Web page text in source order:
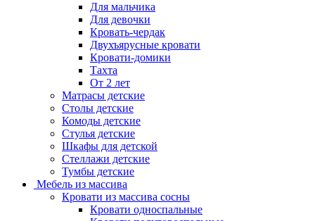
Для мальчика
Для девочки
Кровать-чердак
Двухъярусные кровати
Кровати-домики
Тахта
От 2 лет
Матрасы детские
Столы детские
Комоды детские
Стулья детские
Шкафы для детской
Стеллажи детские
Тумбы детские
Мебель из массива
Кровати из массива сосны
Кровати односпальные